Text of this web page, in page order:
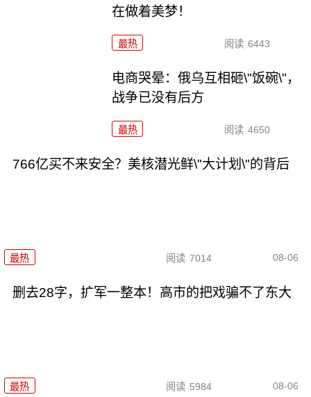
在做着美梦！
最热 阅读 6443
电商哭晕：俄乌互相砸\"饭碗\"，
战争已没有后方
最热 阅读 4650
766亿买不来安全？美核潜光鲜\"大计划\"的背后
最热 阅读 7014 08-06
删去28字，扩军一整本！高市的把戏骗不了东大
最热 阅读 5984 08-06